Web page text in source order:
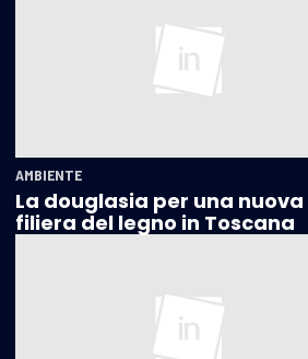
AMBIENTE
La douglasia per una nuova
filiera del legno in Toscana